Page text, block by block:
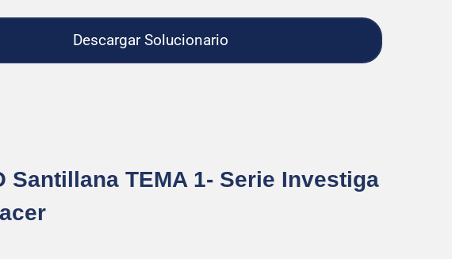
Descargar Solucionario
TEMA 1- Serie Investiga